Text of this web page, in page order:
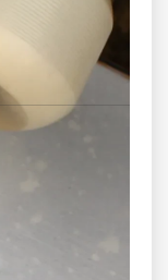
مقاوم، با نصب